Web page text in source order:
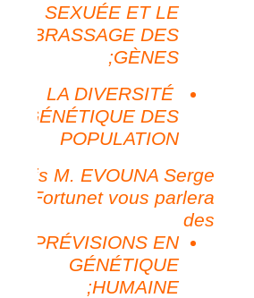
SEXUÉE ET LE
BRASSAGE DES
GÈNES;
LA DIVERSITÉ
GÉNÉTIQUE DES
POPULATION
Puis M. EVOUNA Serge
Fortunet vous parlera
des
PRÉVISIONS EN
GÉNÉTIQUE
HUMAINE;